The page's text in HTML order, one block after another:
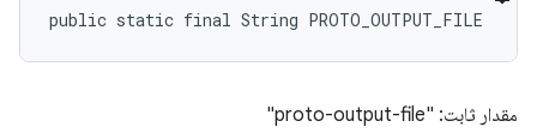
public static final String PROTO_OUTPUT_FILE
مقدار ثابت: "proto-output-file"